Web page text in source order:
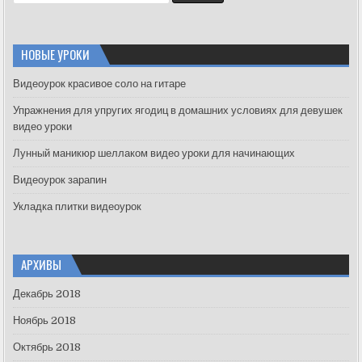
h
f
r
:
НОВЫЕ УРОКИ
Видеоурок красивое соло на гитаре
Упражнения для упругих ягодиц в домашних условиях для девушек
видео уроки
Лунный маникюр шеллаком видео уроки для начинающих
Видеоурок зарапин
Укладка плитки видеоурок
АРХИВЫ
Декабрь 2018
Ноябрь 2018
Октябрь 2018